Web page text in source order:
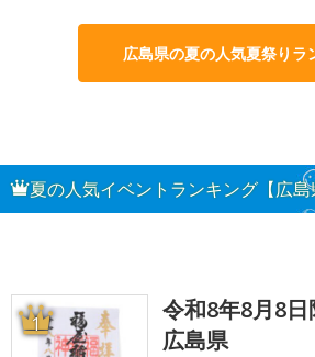
広島県の夏の人気夏祭りラ
夏の人気イベントランキング【広島
1
令和8年8月8
広島県